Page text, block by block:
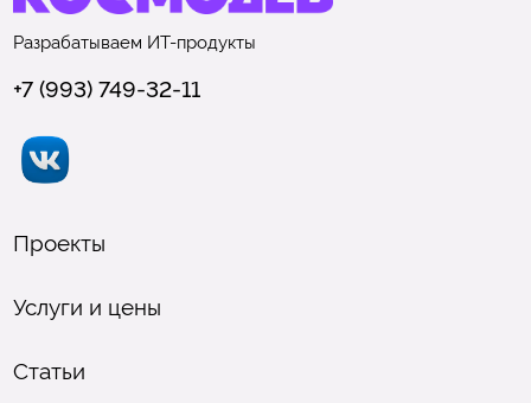
Разрабатываем ИТ-продукты
+7 (993) 749-32-11
Проекты
Услуги и цены
Статьи